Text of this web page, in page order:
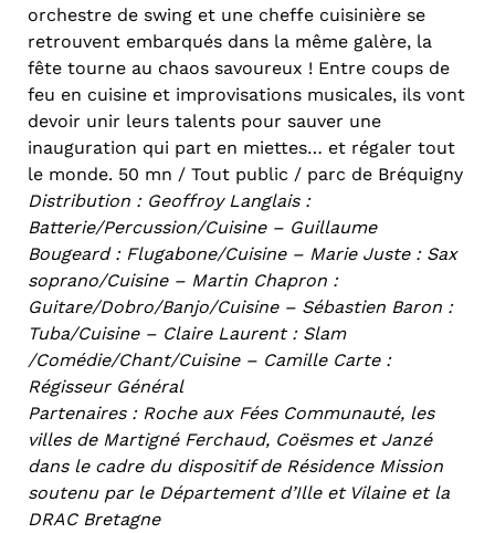
orchestre de swing et une cheffe cuisinière se
retrouvent embarqués dans la même galère, la
fête tourne au chaos savoureux ! Entre coups de
feu en cuisine et improvisations musicales, ils vont
devoir unir leurs talents pour sauver une
inauguration qui part en miettes… et régaler tout
le monde. 50 mn / Tout public / parc de Bréquigny
Distribution : Geoffroy Langlais :
Batterie/Percussion/Cuisine – Guillaume
Bougeard : Flugabone/Cuisine – Marie Juste : Sax
soprano/Cuisine – Martin Chapron :
Guitare/Dobro/Banjo/Cuisine – Sébastien Baron :
Tuba/Cuisine – Claire Laurent : Slam
/Comédie/Chant/Cuisine – Camille Carte :
Régisseur Général
Partenaires : Roche aux Fées Communauté, les
villes de Martigné Ferchaud, Coësmes et Janzé
dans le cadre du dispositif de Résidence Mission
soutenu par le Département d’Ille et Vilaine et la
DRAC Bretagne